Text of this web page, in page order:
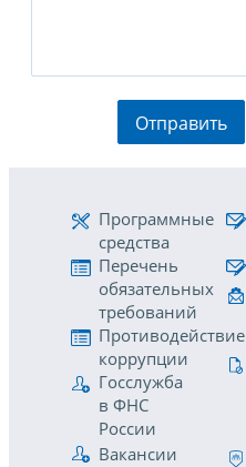
Отправить
Программные
средства
Перечень
обязательных
требований
Противодействие
коррупции
Госслужба
в ФНС
России
Вакансии